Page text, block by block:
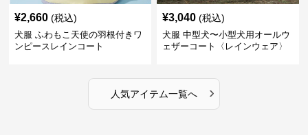
¥2,660 (税込)
犬服 ふわもこ天使の羽根付きワ
ンピースレインコート
¥3,040 (税込)
犬服 中型犬〜小型犬用オールウ
ェザーコート〈レインウェア〉
人気アイテム一覧へ ›